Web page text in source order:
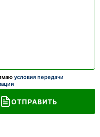
условия передачи
ОТПРАВИТЬ